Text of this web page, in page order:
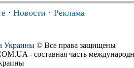
· Новости · Реклама
Украины © Все права защищены
- составная часть